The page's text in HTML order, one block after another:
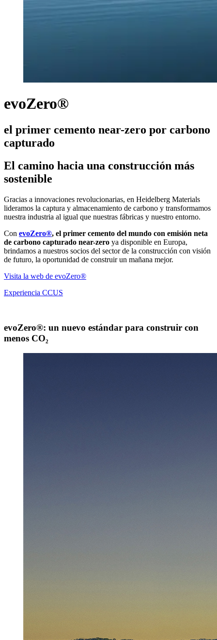
evoZero®
el primer cemento near-zero por carbono
capturado
El camino hacia una construcción más
sostenible
Gracias a innovaciones revolucionarias, en Heidelberg Materials
lideramos la captura y almacenamiento de carbono y transformamos
nuestra industria al igual que nuestras fábricas y nuestro entorno.
Con evoZero®, el primer cemento del mundo con emisión neta
de carbono capturado near-zero ya disponible en Europa,
brindamos a nuestros socios del sector de la construcción con visión
de futuro, la oportunidad de construir un mañana mejor.
Visita la web de evoZero®
Experiencia CCUS
evoZero®: un nuevo estándar para construir con
menos CO₂